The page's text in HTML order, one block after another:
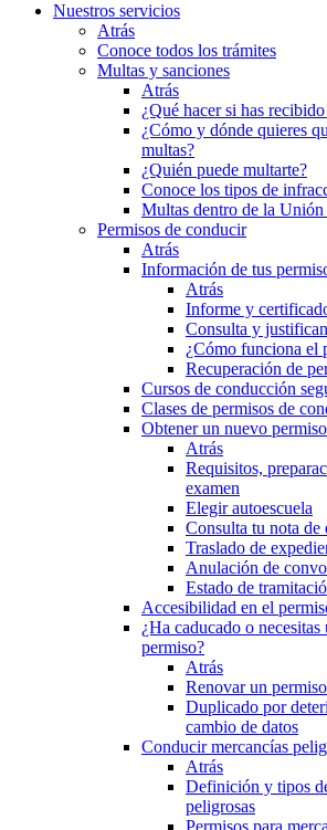
Nuestros servicios
Atrás
Conoce todos los trámites
Multas y sanciones
Atrás
¿Qué hacer si has
¿Cómo y dónde quieres
multas?
¿Quién puede multarte?
Conoce los tipos de
Multas dentro de la Unión
Permisos de conducir
Atrás
Información de tus
Atrás
Informe y
Consulta y
¿Cómo funciona el
Recuperación de
Cursos de conducción
Clases de permisos de
Obtener un nuevo
Atrás
Requisitos,
examen
Elegir autoescuela
Consulta tu nota de
Traslado de
Anulación de
Estado de
Accesibilidad en el
¿Ha caducado o necesitas
permiso?
Atrás
Renovar un
Duplicado por
cambio de datos
Conducir mercancías
Atrás
Definición y tipos
peligrosas